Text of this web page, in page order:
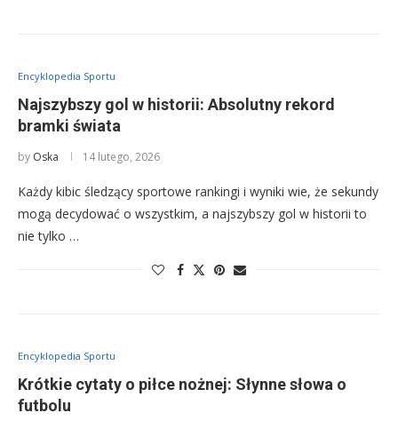
Encyklopedia Sportu
Najszybszy gol w historii: Absolutny rekord
bramki świata
by Oska 14 lutego, 2026
Każdy kibic śledzący sportowe rankingi i wyniki wie, że sekundy
mogą decydować o wszystkim, a najszybszy gol w historii to
nie tylko …
Encyklopedia Sportu
Krótkie cytaty o piłce nożnej: Słynne słowa o
futbolu